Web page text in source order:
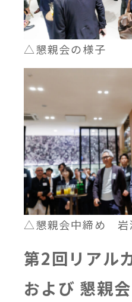
△懇親会の様子
△懇親会中締め 岩
第2回リアル
および 懇親会